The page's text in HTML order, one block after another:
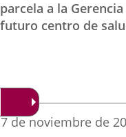
parcela a la
futuro centro de
Fecha
7 de noviembre de